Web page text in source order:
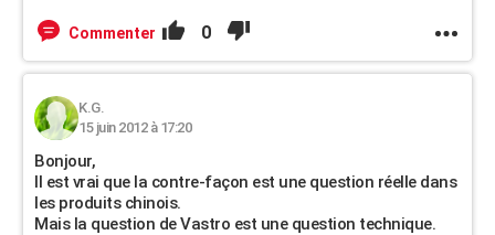
Commenter 0
K.G.
15 juin 2012 à 17:20
Bonjour,
Il est vrai que la contre-façon est une question réelle dans
les produits chinois.
Mais la question de Vastro est une question technique.